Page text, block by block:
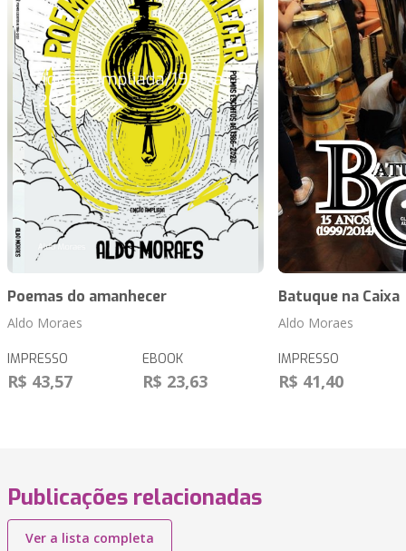
Poemas do amanhecer
Aldo Moraes
IMPRESSO
R$ 43,57
EBOOK
R$ 23,63
Batuque na Caixa
Aldo Moraes
IMPRESSO
R$ 41,40
Publicações relacionadas
Ver a lista completa